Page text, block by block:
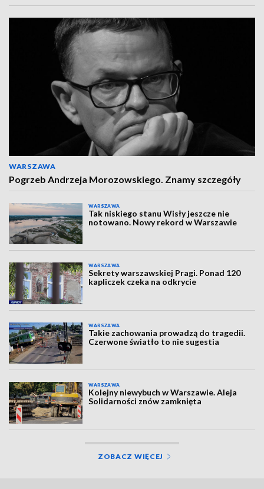
WARSZAWA
Pogrzeb Andrzeja Morozowskiego. Znamy szczegóły
WARSZAWA
Tak niskiego stanu Wisły jeszcze nie
notowano. Nowy rekord w Warszawie
WARSZAWA
Sekrety warszawskiej Pragi. Ponad 120
kapliczek czeka na odkrycie
WARSZAWA
Takie zachowania prowadzą do tragedii.
Czerwone światło to nie sugestia
WARSZAWA
Kolejny niewybuch w Warszawie. Aleja
Solidarności znów zamknięta
ZOBACZ WIĘCEJ